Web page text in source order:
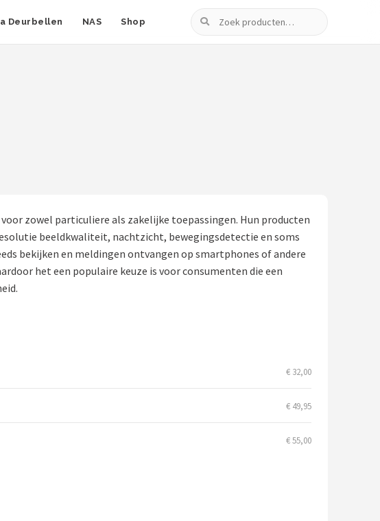
Deurbellen NAS Shop
Zoeken
zowel particuliere als zakelijke toepassingen. Hun producten
beeldkwaliteit, nachtzicht, bewegingsdetectie en soms
bekijken en meldingen ontvangen op smartphones of andere
het een populaire keuze is voor consumenten die een
€ 32,00
€ 49,95
€ 55,00